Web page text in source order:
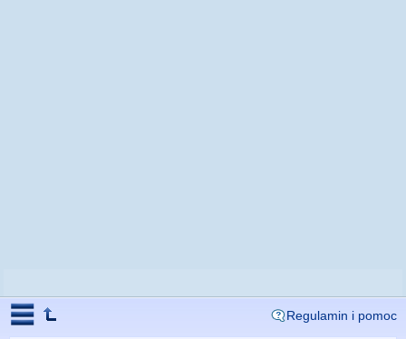
Regulamin i pomoc